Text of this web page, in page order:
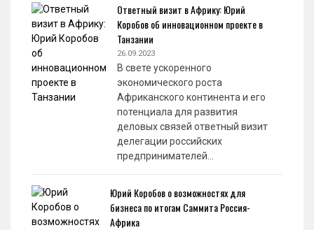
Ответный визит в Африку: Юрий
Коробов об инновационном проекте в
Танзании
26.09.2023
В свете ускоренного
экономического роста
Африканского континента и его
потенциала для развития
деловых связей ответный визит
делегации российских
предпринимателей…
Юрий Коробов о возможностях для
бизнеса по итогам Саммита Россия-
Африка